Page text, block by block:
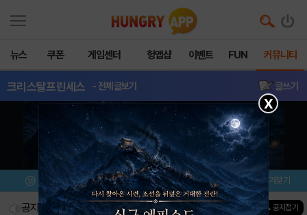
뉴스 쿠폰 게임센터 헝앱샵 이벤트 FUN 커뮤니티
크리스탈프린세스 - 전체글보기 글쓰기
메뉴 이벤트/미션 설치/평가 즐겨찾기
공지사항 진행중인 이벤트0 건 ▲ 공지접기
X